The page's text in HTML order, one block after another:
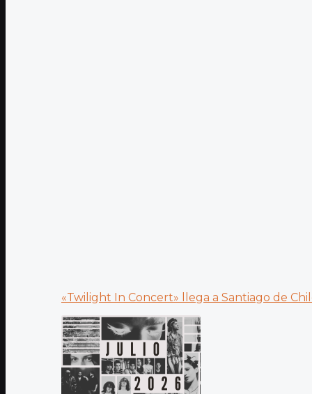
«Twilight In Concert» llega a Santiago de